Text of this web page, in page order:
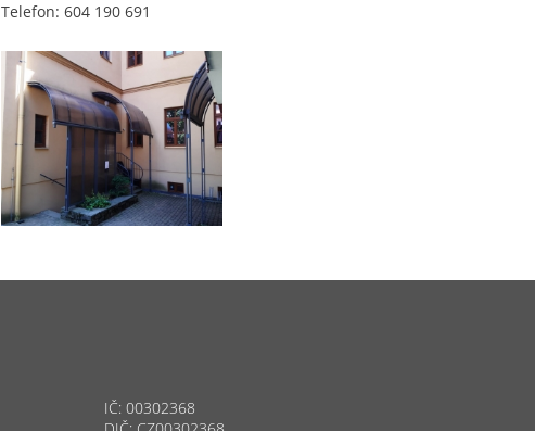
Telefon: 604 190 691
IČ: 00302368